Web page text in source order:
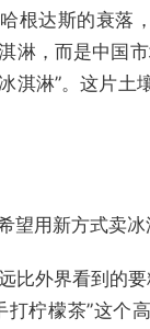
根达斯的衰落
淋，而是中国
淇淋”。这片土
望用新方式卖冰
比外界看到的
打柠檬茶”这个